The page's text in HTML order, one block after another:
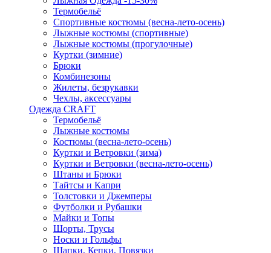
Термобельё
Спортивные костюмы (весна-лето-осень)
Лыжные костюмы (спортивные)
Лыжные костюмы (прогулочные)
Куртки (зимние)
Брюки
Комбинезоны
Жилеты, безрукавки
Чехлы, аксессуары
Одежда CRAFT
Термобельё
Лыжные костюмы
Костюмы (весна-лето-осень)
Куртки и Ветровки (зима)
Куртки и Ветровки (весна-лето-осень)
Штаны и Брюки
Тайтсы и Капри
Толстовки и Джемперы
Футболки и Рубашки
Майки и Топы
Шорты, Трусы
Носки и Гольфы
Шапки, Кепки, Повязки